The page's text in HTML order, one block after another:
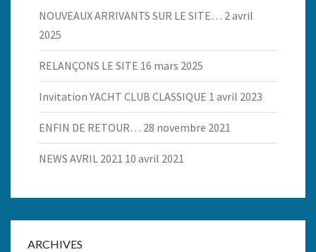
NOUVEAUX ARRIVANTS SUR LE SITE… 2 avril
2025
RELANÇONS LE SITE 16 mars 2025
Invitation YACHT CLUB CLASSIQUE 1 avril 2023
ENFIN DE RETOUR… 28 novembre 2021
NEWS AVRIL 2021 10 avril 2021
ARCHIVES